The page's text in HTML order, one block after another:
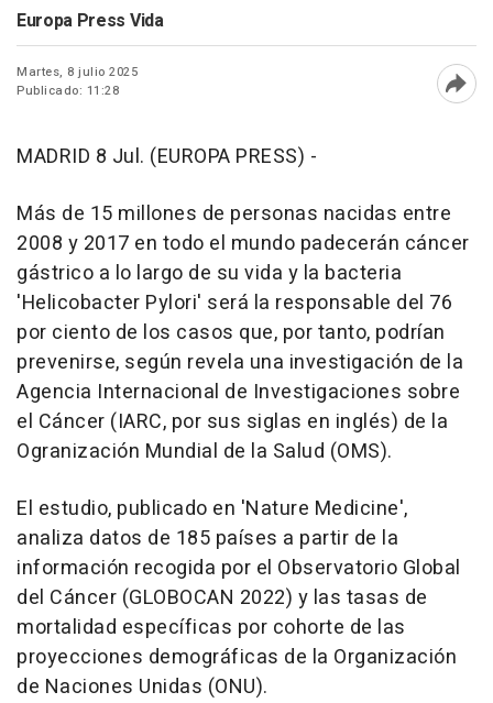
Europa Press Vida
Martes, 8 julio 2025
Publicado: 11:28
MADRID 8 Jul. (EUROPA PRESS) -
Más de 15 millones de personas nacidas entre
2008 y 2017 en todo el mundo padecerán cáncer
gástrico a lo largo de su vida y la bacteria
'Helicobacter Pylori' será la responsable del 76
por ciento de los casos que, por tanto, podrían
prevenirse, según revela una investigación de la
Agencia Internacional de Investigaciones sobre
el Cáncer (IARC, por sus siglas en inglés) de la
Ogranización Mundial de la Salud (OMS).
El estudio, publicado en 'Nature Medicine',
analiza datos de 185 países a partir de la
información recogida por el Observatorio Global
del Cáncer (GLOBOCAN 2022) y las tasas de
mortalidad específicas por cohorte de las
proyecciones demográficas de la Organización
de Naciones Unidas (ONU).